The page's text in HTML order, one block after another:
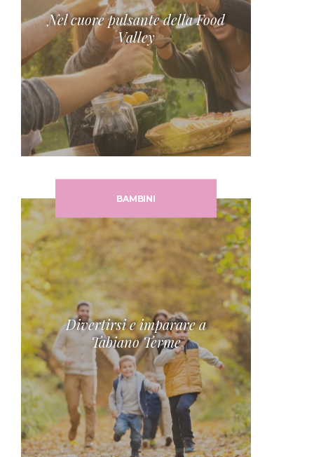
Nel cuore pulsante della Food
Valley
BAMBINI
Divertirsi e imparare a
Tabiano Terme